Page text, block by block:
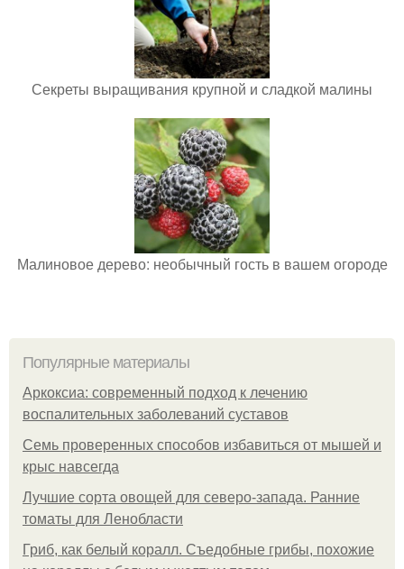
Секреты выращивания крупной и сладкой малины
Малиновое дерево: необычный гость в вашем огороде
Популярные материалы
Аркоксиа: современный подход к лечению
воспалительных заболеваний суставов
Семь проверенных способов избавиться от мышей и
крыс навсегда
Лучшие сорта овощей для северо-запада. Ранние
томаты для Ленобласти
Гриб, как белый коралл. Съедобные грибы, похожие